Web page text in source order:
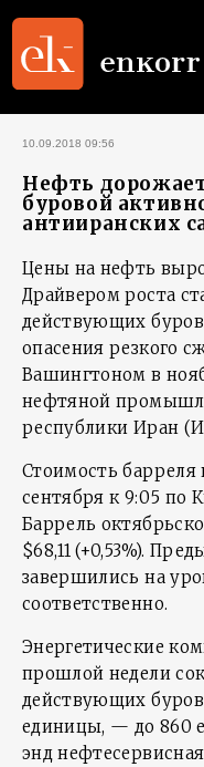
10.09.2018 09:56
Нефть
буровой
антииранских
Цены на нефть
Драйвером роста
действующих
опасения резкого
Вашингтоном в
нефтяной
республики Иран
Стоимость барреля
сентября к 9:05 по
Баррель
$68,11 (+0,53%).
завершились на
соответственно.
Энергетические
прошлой недели
действующих
единицы, — до 860
энд